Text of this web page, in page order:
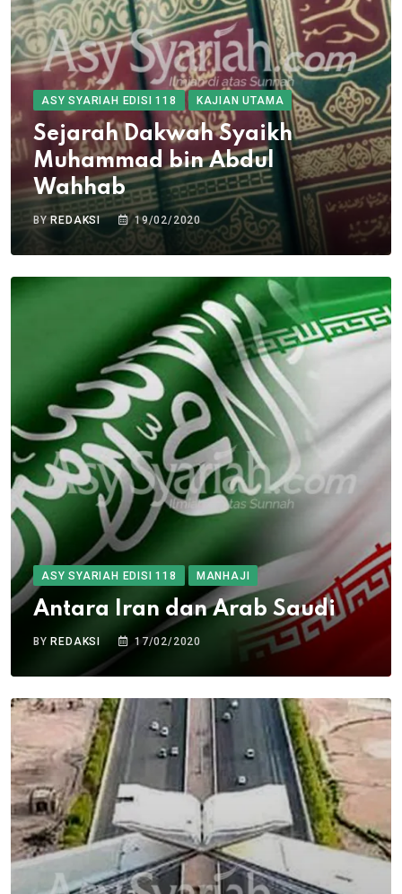
ASY SYARIAH EDISI 118 KAJIAN UTAMA
Sejarah Dakwah Syaikh
Muhammad bin Abdul
Wahhab
BYREDAKSI 19/02/2020
ASY SYARIAH EDISI 118 MANHAJI
Antara Iran dan Arab Saudi
BYREDAKSI 17/02/2020